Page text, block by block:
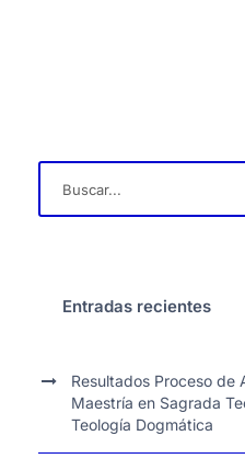
Entradas recientes
Resultados Proceso
Maestría en Sagrada
Teología Dogmática